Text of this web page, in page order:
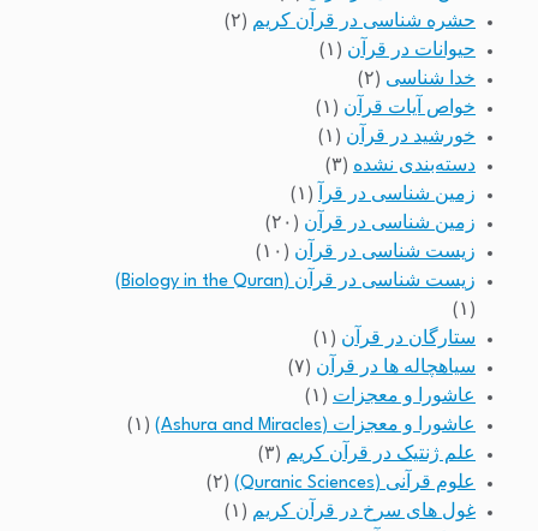
حشره شناسی در قرآن کریم (۲)
حیوانات در قرآن (۱)
خدا شناسی (۲)
خواص آیات قرآن (۱)
خورشید در قرآن (۱)
دسته‌بندی نشده (۳)
زمین شناسی در قرآ (۱)
زمین شناسی در قرآن (۲۰)
زیست شناسی در قرآن (۱۰)
زیست شناسی در قرآن (Biology in the Quran)
(۱)
ستارگان در قرآن (۱)
سیاهچاله ها در قرآن (۷)
عاشورا و معجزات (۱)
عاشورا و معجزات (Ashura and Miracles)
(۱)
علم ژنتیک در قرآن کریم (۳)
علوم قرآنی (Quranic Sciences)
(۲)
غول های سرخ در قرآن کریم (۱)